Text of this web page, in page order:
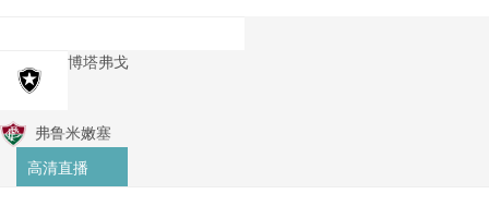
博塔弗戈
弗鲁米嫩塞
高清直播